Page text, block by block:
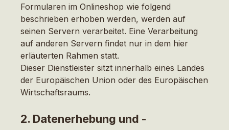
Formularen im Onlineshop wie folgend
beschrieben erhoben werden, werden auf
seinen Servern verarbeitet. Eine Verarbeitung
auf anderen Servern findet nur in dem hier
erläuterten Rahmen statt.
Dieser Dienstleister sitzt innerhalb eines Landes
der Europäischen Union oder des Europäischen
Wirtschaftsraums.
2. Datenerhebung und -